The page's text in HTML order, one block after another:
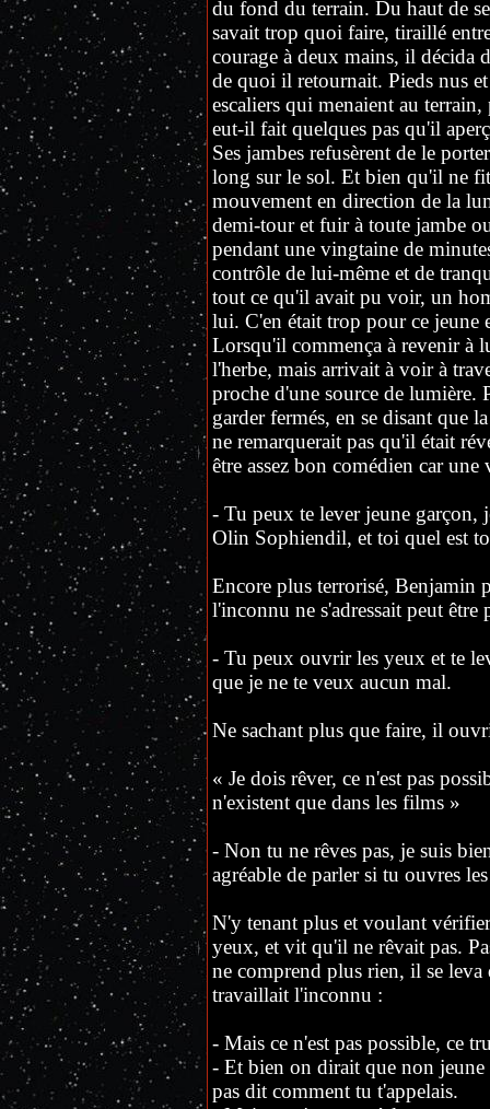
du fond du terrain. Du haut de
savait trop quoi faire, tiraillé
courage à deux mains, il décida
de quoi il retournait. Pieds nus
escaliers qui menaient au
eut-il fait quelques pas qu'il
Ses jambes refusèrent de le
long sur le sol. Et bien qu'il ne
mouvement en direction de la
demi-tour et fuir à toute jambe
pendant une vingtaine de
contrôle de lui-même et de
tout ce qu'il avait pu voir, un
lui. C'en était trop pour ce jeune
Lorsqu'il commença à revenir à
l'herbe, mais arrivait à voir à
proche d'une source de lumière.
garder fermés, en se disant que
ne remarquerait pas qu'il était
être assez bon comédien car
- Tu peux te lever jeune garçon,
Olin Sophiendil, et toi quel est
Encore plus terrorisé, Benjamin
l'inconnu ne s'adressait peut être
- Tu peux ouvrir les yeux et te
que je ne te veux aucun mal.
Ne sachant plus que faire, il
« Je dois rêver, ce n'est pas
n'existent que dans les films »
- Non tu ne rêves pas, je suis
agréable de parler si tu ouvres
N'y tenant plus et voulant
yeux, et vit qu'il ne rêvait pas.
ne comprend plus rien, il se
travaillait l'inconnu :
- Mais ce n'est pas possible, ce
- Et bien on dirait que non
pas dit comment tu t'appelais.